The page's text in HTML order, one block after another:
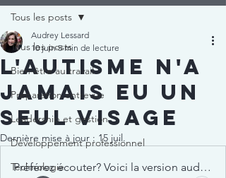
Tous les posts
Bien-être au travail
Préparation entrevue
Leadership et gestion
Développement professionnel
Technologie
Tous les posts
L'autisme n'a
jamais eu un
seul visage
Audrey Lessard
10 juin 5 min de lecture
Dernière mise à jour : 15 juil.
Préférez écouter? Voici la version audio de ce texte